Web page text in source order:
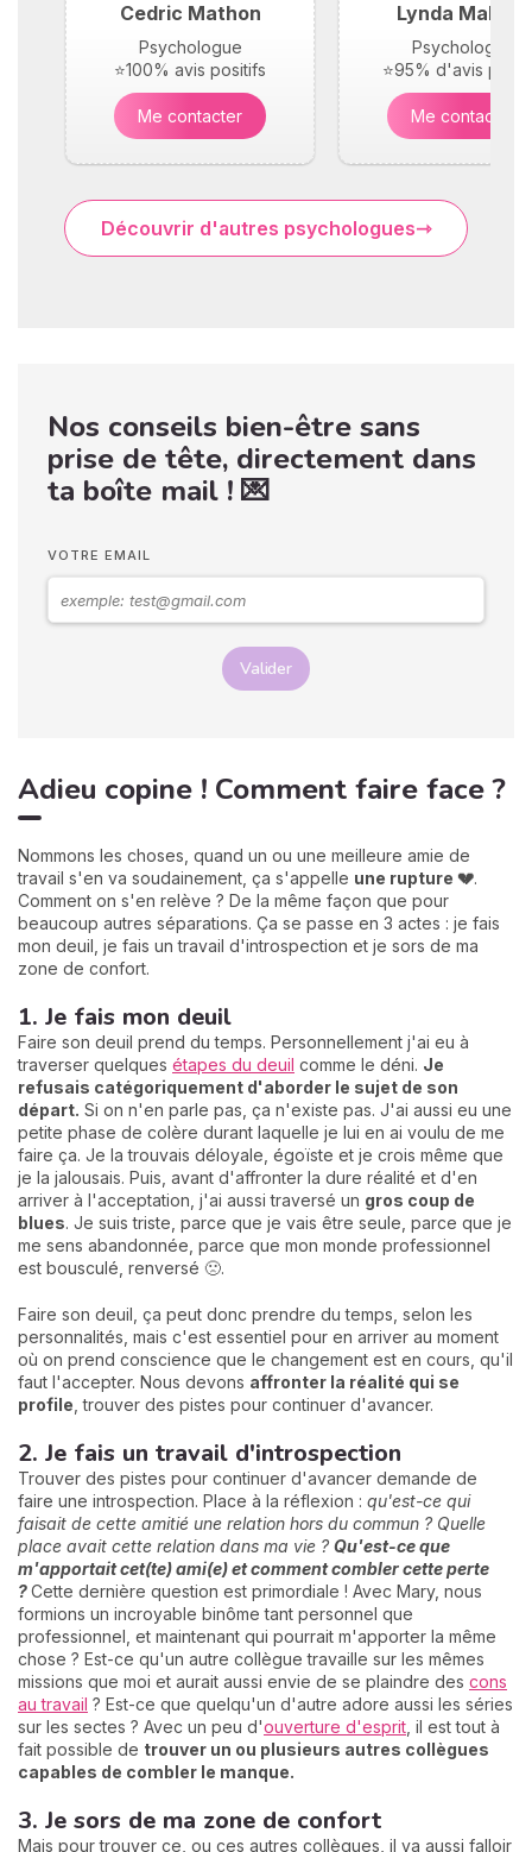
Cedric Mathon
Psychologue
⭐100% avis positifs
Me contacter
Lynda Maloufi
Psychologue
⭐95% d'avis
Me contacter
Découvrir d'autres psychologues
Nos conseils bien-être sans
prise de tête, directement dans
ta boîte mail ! 💌
VOTRE EMAIL
Valider
Adieu copine ! Comment faire face ?
Nommons les choses, quand un ou une meilleure amie de
travail s'en va soudainement, ça s'appelle une rupture 💔.
Comment on s'en relève ? De la même façon que pour
beaucoup autres séparations. Ça se passe en 3 actes : je fais
mon deuil, je fais un travail d'introspection et je sors de ma
zone de confort.
1. Je fais mon deuil
Faire son deuil prend du temps. Personnellement j'ai eu à
traverser quelques étapes du deuil comme le déni. Je
refusais catégoriquement d'aborder le sujet de son
départ. Si on n'en parle pas, ça n'existe pas. J'ai aussi eu une
petite phase de colère durant laquelle je lui en ai voulu de me
faire ça. Je la trouvais déloyale, égoïste et je crois même que
je la jalousais. Puis, avant d'affronter la dure réalité et d'en
arriver à l'acceptation, j'ai aussi traversé un gros coup de
blues. Je suis triste, parce que je vais être seule, parce que je
me sens abandonnée, parce que mon monde professionnel
est bousculé, renversé 🙁.
Faire son deuil, ça peut donc prendre du temps, selon les
personnalités, mais c'est essentiel pour en arriver au moment
où on prend conscience que le changement est en cours, qu'il
faut l'accepter. Nous devons affronter la réalité qui se
profile, trouver des pistes pour continuer d'avancer.
2. Je fais un travail d'introspection
Trouver des pistes pour continuer d'avancer demande de
faire une introspection. Place à la réflexion : qu'est-ce qui
faisait de cette amitié une relation hors du commun ? Quelle
place avait cette relation dans ma vie ? Qu'est-ce que
m'apportait cet(te) ami(e) et comment combler cette perte
?Cette dernière question est primordiale ! Avec Mary, nous
formions un incroyable binôme tant personnel que
professionnel, et maintenant qui pourrait m'apporter la même
chose ? Est-ce qu'un autre collègue travaille sur les mêmes
missions que moi et aurait aussi envie de se plaindre des cons
au travail ? Est-ce que quelqu'un d'autre adore aussi les séries
sur les sectes ? Avec un peu d'ouverture d'esprit, il est tout à
fait possible de trouver un ou plusieurs autres collègues
capables de combler le manque.
3. Je sors de ma zone de confort
Mais pour trouver ce, ou ces autres collègues, il va aussi falloir